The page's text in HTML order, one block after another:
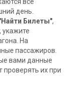
все
день.
Билеты",
укажите
На
пассажиров.
вами данные
проверять их при